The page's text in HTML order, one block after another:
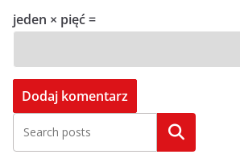
jeden × pięć =
Szukaj